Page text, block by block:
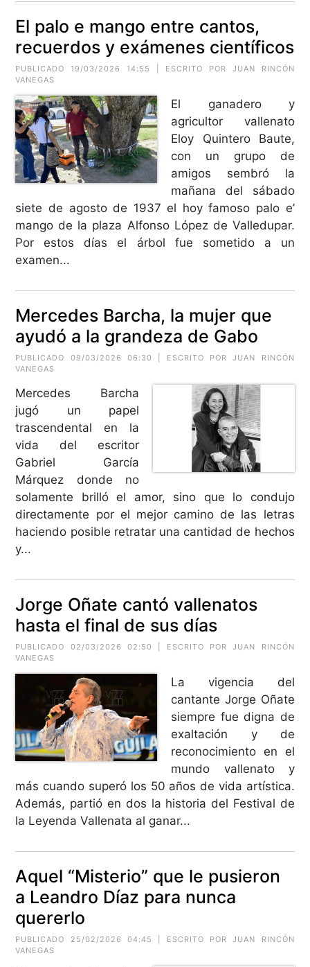
El palo e mango entre cantos,
recuerdos y exámenes científicos
PUBLICADO 19/03/2026 14:55 | ESCRITO POR JUAN RINCÓN
VANEGAS
El ganadero y
agricultor vallenato
Eloy Quintero Baute,
con un grupo de
amigos sembró la
mañana del sábado
siete de agosto de 1937 el hoy famoso palo e’
mango de la plaza Alfonso López de Valledupar.
Por estos días el árbol fue sometido a un
examen...
Mercedes Barcha, la mujer que
ayudó a la grandeza de Gabo
PUBLICADO 09/03/2026 06:30 | ESCRITO POR JUAN RINCÓN
VANEGAS
Mercedes Barcha
jugó un papel
trascendental en la
vida del escritor
Gabriel García
Márquez donde no
solamente brilló el amor, sino que lo condujo
directamente por el mejor camino de las letras
haciendo posible retratar una cantidad de hechos
y...
Jorge Oñate cantó vallenatos
hasta el final de sus días
PUBLICADO 02/03/2026 02:50 | ESCRITO POR JUAN RINCÓN
VANEGAS
La vigencia del
cantante Jorge Oñate
siempre fue digna de
exaltación y de
reconocimiento en el
mundo vallenato y
más cuando superó los 50 años de vida artística.
Además, partió en dos la historia del Festival de
la Leyenda Vallenata al ganar...
Aquel “Misterio” que le pusieron
a Leandro Díaz para nunca
quererlo
PUBLICADO 25/02/2026 04:45 | ESCRITO POR JUAN RINCÓN
VANEGAS